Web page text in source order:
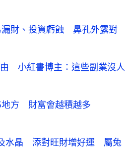
漏財、投資虧蝕 鼻孔外露對
小紅書博主：這些副業沒人
地方 財富會越積越多
水晶 添對旺財增好運 屬兔